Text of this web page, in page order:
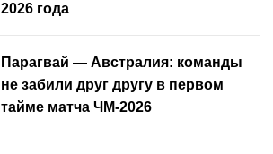
2026 года
Парагвай — Австралия: команды
не забили друг другу в первом
тайме матча ЧМ-2026